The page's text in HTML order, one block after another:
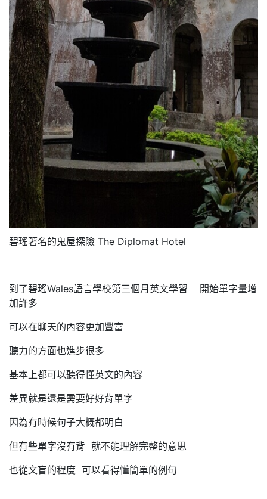
碧瑤著名的鬼屋探險 The Diplomat Hotel
到了碧瑤Wales語言學校第三個月英文學習 開始單字量增
加許多
可以在聊天的內容更加豐富
聽力的方面也進步很多
基本上都可以聽得懂英文的內容
差異就是還是需要好好背單字
因為有時候句子大概都明白
但有些單字沒有背 就不能理解完整的意思
也從文盲的程度 可以看得懂簡單的例句